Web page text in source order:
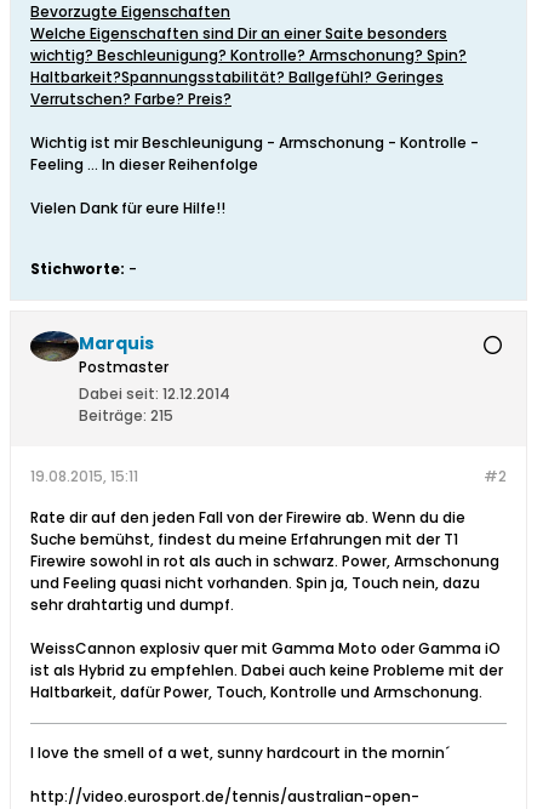
Bevorzugte Eigenschaften
Welche Eigenschaften sind Dir an einer Saite besonders
wichtig? Beschleunigung? Kontrolle? Armschonung? Spin?
Haltbarkeit?Spannungsstabilität? Ballgefühl? Geringes
Verrutschen? Farbe? Preis?
Wichtig ist mir Beschleunigung - Armschonung - Kontrolle -
Feeling ... In dieser Reihenfolge
Vielen Dank für eure Hilfe!!
Stichworte: -
Marquis
Postmaster
Dabei seit: 12.12.2014
Beiträge: 215
#2
19.08.2015, 15:11
Rate dir auf den jeden Fall von der Firewire ab. Wenn du die
Suche bemühst, findest du meine Erfahrungen mit der T1
Firewire sowohl in rot als auch in schwarz. Power, Armschonung
und Feeling quasi nicht vorhanden. Spin ja, Touch nein, dazu
sehr drahtartig und dumpf.
WeissCannon explosiv quer mit Gamma Moto oder Gamma iO
ist als Hybrid zu empfehlen. Dabei auch keine Probleme mit der
Haltbarkeit, dafür Power, Touch, Kontrolle und Armschonung.
I love the smell of a wet, sunny hardcourt in the mornin´
http://video.eurosport.de/tennis/australian-open-